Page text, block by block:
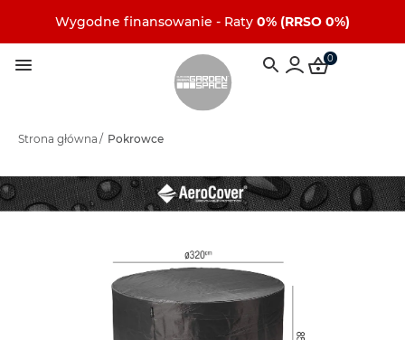
Wygodne finansowanie - Raty 0% (RRSO 0%)
0
Strona główna / Pokrowce